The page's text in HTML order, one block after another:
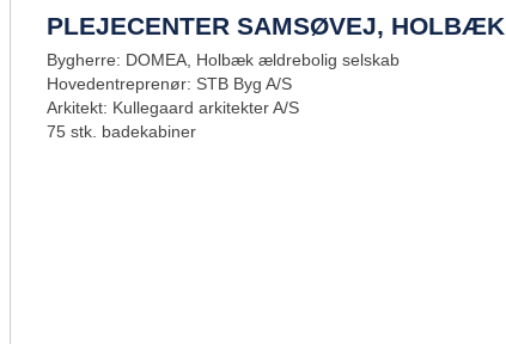
PLEJECENTER SAMSØVEJ, HOLBÆK
Bygherre: DOMEA, Holbæk ældrebolig selskab
Hovedentreprenør: STB Byg A/S
Arkitekt: Kullegaard arkitekter A/S
75 stk. badekabiner